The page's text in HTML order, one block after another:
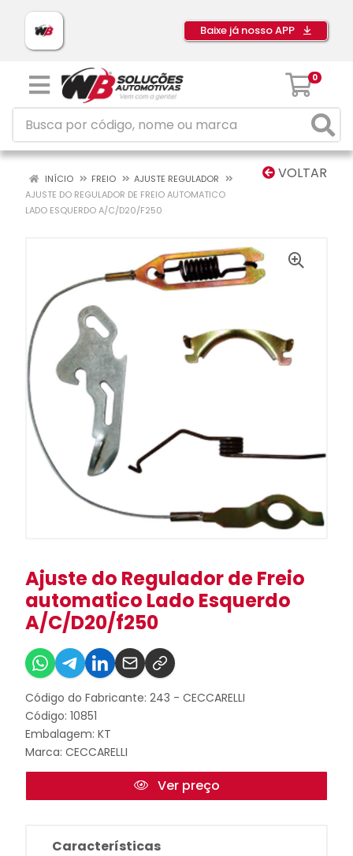
Baixe já nosso APP
0
VOLTAR
INÍCIO FREIO
AJUSTE REGULADOR
AJUSTE DO REGULADOR DE FREIO AUTOMATICO
LADO ESQUERDO A/C/D20/F250
Ajuste do Regulador de Freio
automatico Lado Esquerdo
A/C/D20/f250
Código do Fabricante: 243 - CECCARELLI
Código: 10851
Embalagem: KT
Marca: CECCARELLI
Ver preço
Características